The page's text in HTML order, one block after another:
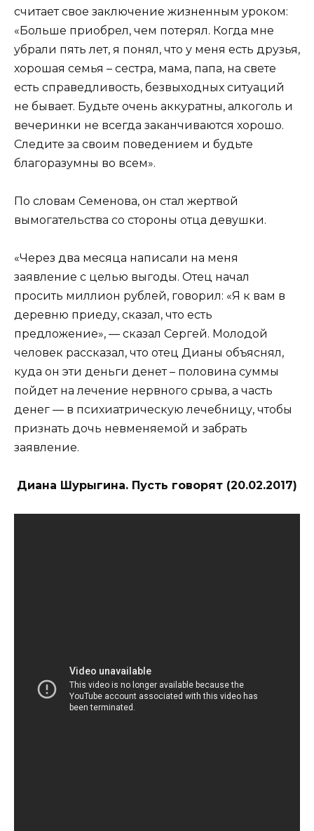
считает свое заключение жизненным уроком:
«Больше приобрел, чем потерял. Когда мне
убрали пять лет, я понял, что у меня есть друзья,
хорошая семья – сестра, мама, папа, на свете
есть справедливость, безвыходных ситуаций
не бывает. Будьте очень аккуратны, алкоголь и
вечеринки не всегда заканчиваются хорошо.
Следите за своим поведением и будьте
благоразумны во всем».
По словам Семенова, он стал жертвой
вымогательства со стороны отца девушки.
«Через два месяца написали на меня
заявление с целью выгоды. Отец начал
просить миллион рублей, говорил: «Я к вам в
деревню приеду, сказал, что есть
предложение», — сказал Сергей. Молодой
человек рассказал, что отец Дианы объяснял,
куда он эти деньги денет – половина суммы
пойдет на лечение нервного срыва, а часть
денег — в психиатрическую лечебницу, чтобы
признать дочь невменяемой и забрать
заявление.
Диана Шурыгина. Пусть говорят (20.02.2017)